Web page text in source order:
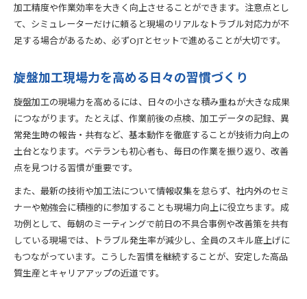
加工精度や作業効率を大きく向上させることができます。注意点とし
て、シミュレーターだけに頼ると現場のリアルなトラブル対応力が不
足する場合があるため、必ずOJTとセットで進めることが大切です。
旋盤加工現場力を高める日々の習慣づくり
旋盤加工の現場力を高めるには、日々の小さな積み重ねが大きな成果
につながります。たとえば、作業前後の点検、加工データの記録、異
常発生時の報告・共有など、基本動作を徹底することが技術力向上の
土台となります。ベテランも初心者も、毎日の作業を振り返り、改善
点を見つける習慣が重要です。
また、最新の技術や加工法について情報収集を怠らず、社内外のセミ
ナーや勉強会に積極的に参加することも現場力向上に役立ちます。成
功例として、毎朝のミーティングで前日の不具合事例や改善策を共有
している現場では、トラブル発生率が減少し、全員のスキル底上げに
もつながっています。こうした習慣を継続することが、安定した高品
質生産とキャリアアップの近道です。